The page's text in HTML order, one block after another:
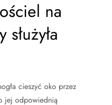
na
służyła
cieszyć oko przez
jej odpowiednią